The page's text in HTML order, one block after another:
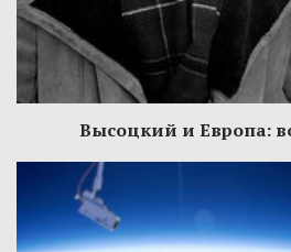
Высоцкий и Европа: